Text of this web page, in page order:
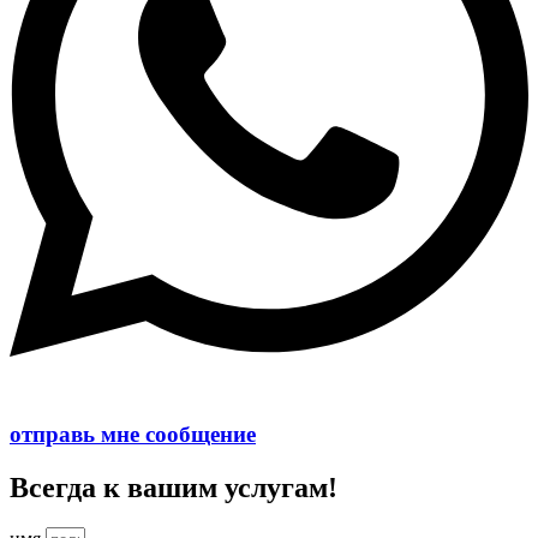
отправь мне сообщение
Всегда к вашим услугам!